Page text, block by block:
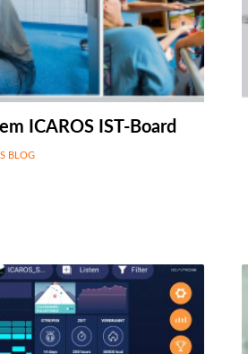
ICAROS IST-Board
BLOG